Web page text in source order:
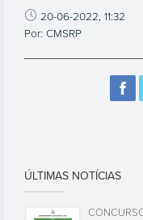
20-06-2022, 11:32
Por: CMSRP
ÚLTIMAS NOTÍCIAS